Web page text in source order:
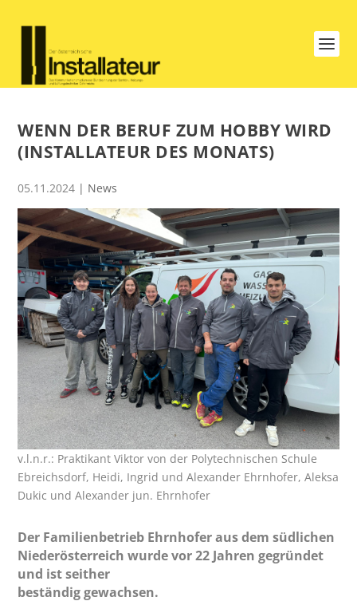
WENN DER BERUF ZUM HOBBY WIRD
(INSTALLATEUR DES MONATS)
05.11.2024 | News
v.l.n.r.: Praktikant Viktor von der Polytechnischen Schule
Ebreichsdorf, Heidi, Ingrid und Alexander Ehrnhofer, Aleksa
Dukic und Alexander jun. Ehrnhofer
Der Familienbetrieb Ehrnhofer aus dem südlichen
Niederösterreich wurde vor 22 Jahren gegründet
und ist seither
beständig gewachsen.